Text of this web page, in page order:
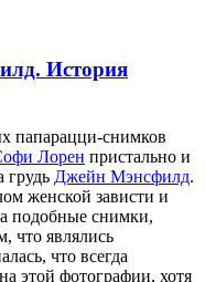
История
папарацци-снимков
Лорен пристально и
грудь Джейн Мэнсфилд.
женской зависти и
подобные снимки,
что являлись
что всегда
этой фотографии, хотя